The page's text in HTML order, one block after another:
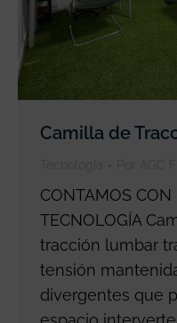
Camilla de
CONTAMOS
TECNOLOGÍA
tracción lumbar
tensión
divergentes que